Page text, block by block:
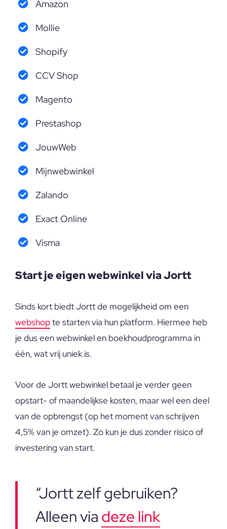
Amazon
Mollie
Shopify
CCV Shop
Magento
Prestashop
JouwWeb
Mijnwebwinkel
Zalando
Exact Online
Visma
Start je eigen webwinkel via Jortt
Sinds kort biedt Jortt de mogelijkheid om een
webshopte starten via hun platform. Hiermee heb
je dus een webwinkel en boekhoudprogramma in
één, wat vrij uniek is.
Voor de Jortt webwinkel betaal je verder geen
opstart- of maandelijkse kosten, maar wel een deel
van de opbrengst (op het moment van schrijven
4,5% van je omzet). Zo kun je dus zonder risico of
investering van start.
“Jortt zelf gebruiken?
Alleen via deze link